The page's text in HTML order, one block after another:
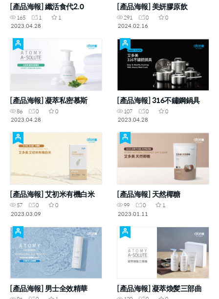
[產品海報] 纖活食代2.0
165 1
1
2023.04.28
[產品海報] 美妍膠原飲
291 0
0
2024.02.16
[產品海報] 凝萃私密慕斯
86 0
0
2023.04.28
[產品海報] 316不鏽鋼鍋具
107 0
0
2023.04.28
[產品海報] 艾初米有機白米
57 0
0
2023.03.09
[產品海報] 天然椰糖
99 0
1
2023.01.11
[產品海報] 男士全效精華 [產品海報] 凝萃煥髪三部曲